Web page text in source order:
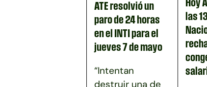
ATE resolvió un
paro de 24 horas
en el INTI para el
jueves 7 de mayo
“Intentan
destruir una de
las